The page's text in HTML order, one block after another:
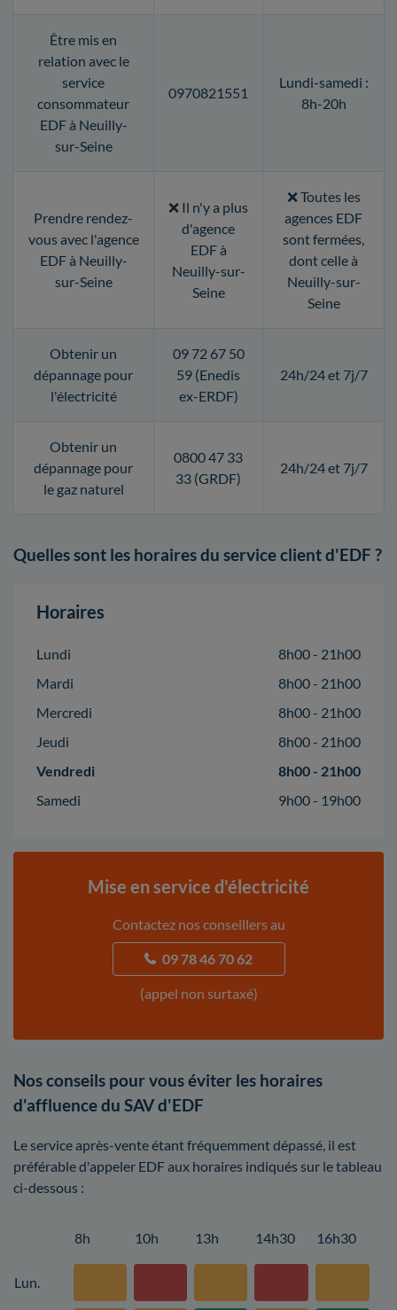
Être mis en
relation avec le
service
consommateur
EDF à Neuilly-
sur-Seine
0970821551
Lundi-samedi :
8h-20h
Prendre rendez-
vous avec l'agence
EDF à Neuilly-
sur-Seine
❌ Il n'y a plus
d'agence
EDF à
Neuilly-sur-
Seine
❌ Toutes les
agences EDF
sont fermées,
dont celle à
Neuilly-sur-
Seine
Obtenir un
dépannage pour
l'électricité
09 72 67 50
59 (Enedis
ex-ERDF)
24h/24 et 7j/7
Obtenir un
dépannage pour
le gaz naturel
0800 47 33
33 (GRDF)
24h/24 et 7j/7
Quelles sont les horaires du service client d'EDF ?
Horaires
Lundi
8h00 - 21h00
Mardi
8h00 - 21h00
Mercredi
8h00 - 21h00
Jeudi
8h00 - 21h00
Vendredi
8h00 - 21h00
Samedi
9h00 - 19h00
Mise en service d'électricité
Contactez nos conseillers au
09 78 46 70 62
(appel non surtaxé)
Nos conseils pour vous éviter les horaires
d'affluence du SAV d'EDF
Le service après-vente étant fréquemment dépassé, il est
préférable d'appeler EDF aux horaires indiqués sur le tableau
ci-dessous :
8h 10h 13h 14h30 16h30
Lun.